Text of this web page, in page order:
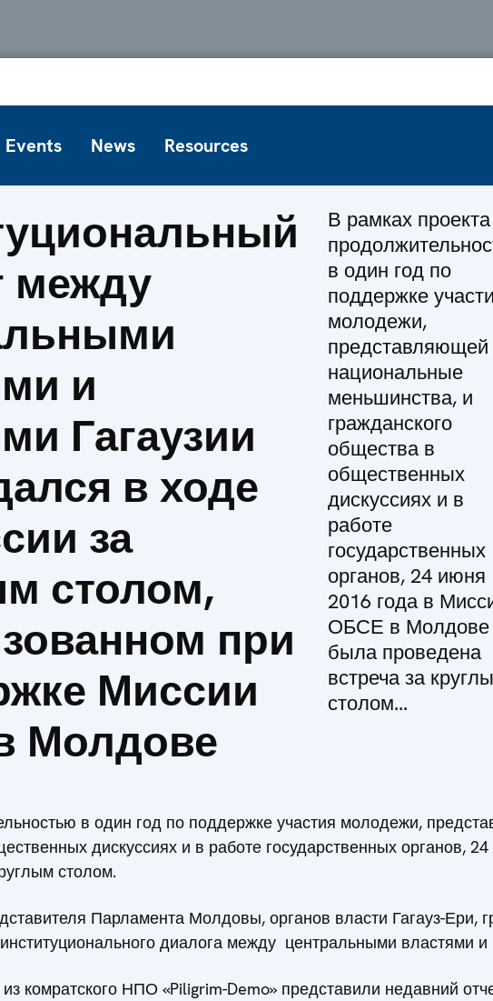
Events News Resources
между
и
Гагаузии
в ходе
за
столом,
при
Миссии
Молдове
В рамках проекта
в один год по
поддержке
молодежи,
представляющей
национальные
меньшинства, и
гражданского
общества в
общественных
дискуссиях и в
работе
государственных
органов, 24 июня
2016 года в
ОБСЕ в Молдове
была проведена
встреча за
столом...
в один год по поддержке участия молодежи,
дискуссиях и в работе государственных
столом.
Парламента Молдовы, органов власти Гагауз-Ери,
диалога между центральными властями и
комратского НПО «Piligrim-Demo» представили недавний